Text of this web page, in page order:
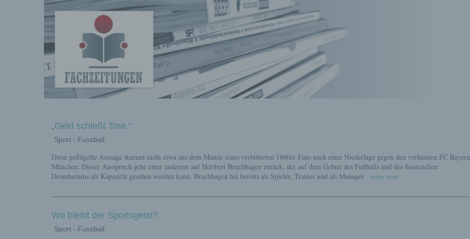
Projekte –
Fachbeiträge
Fachwissen
„Geld schießt Tore.“
Sport - Fussball
Diese geflügelte Aussage stammt nicht etwa aus dem Munde eines verbitterten 1860er Fans nach einer Niederlage gegen den verhassten FC Bayern
München. Dieser Ausspruch geht unter anderem auf Heribert Bruchhagen zurück, der auf dem Gebiet des Fußballs und des finanziellen
Drumherums als Kapazität gesehen werden kann. Bruchhagen hat bereits als Spieler, Trainer und als Manager ...weiter lesen
Wo bleibt der Sportsgeist?
Sport - Fussball